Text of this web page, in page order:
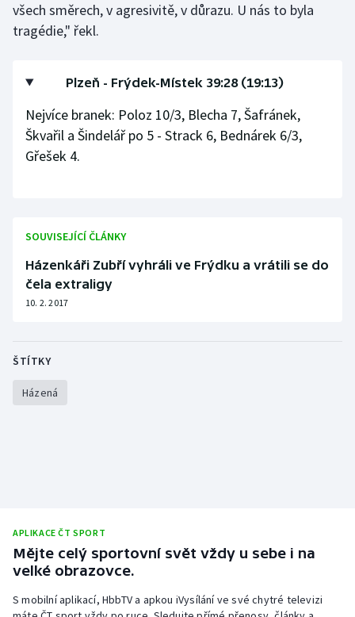
Parasport
Ragby
Sportovní střelba
Triatlon
Veslování
všech směrech, v agresivitě, v důrazu. U nás to byla
tragédie," řekl.
Plzeň - Frýdek-Místek 39:28 (19:13)
Nejvíce branek: Poloz 10/3, Blecha 7, Šafránek,
Škvařil a Šindelář po 5 - Strack 6, Bednárek 6/3,
Gřešek 4.
SOUVISEJÍCÍ ČLÁNKY
Házenkáři Zubří vyhráli ve Frýdku a vrátili se do
čela extraligy
10. 2. 2017
ŠTÍTKY
Házená
APLIKACE ČT SPORT
Mějte celý sportovní svět vždy u sebe i na
velké obrazovce.
S mobilní aplikací, HbbTV a apkou iVysílání ve své chytré televizi